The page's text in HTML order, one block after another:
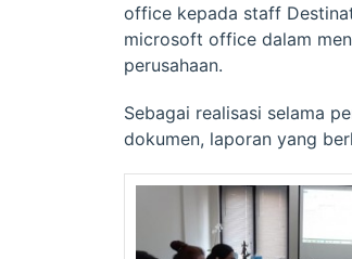
office kepada staff
microsoft office dalam
perusahaan.
Sebagai realisasi selama
dokumen, laporan yang